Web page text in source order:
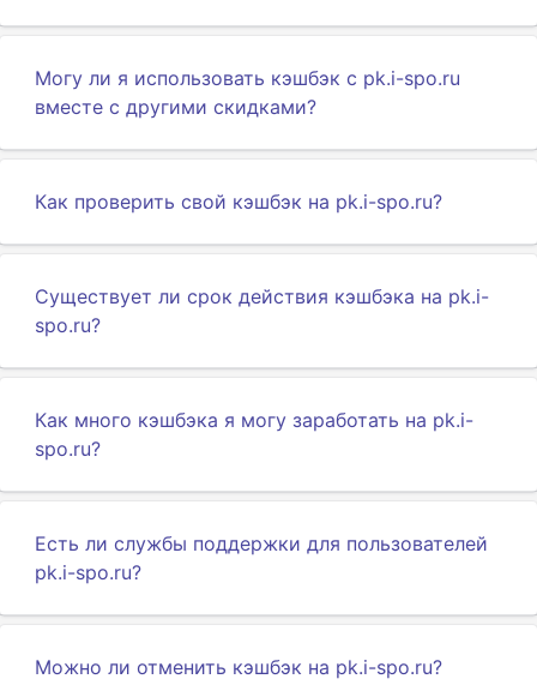
Могу ли я использовать кэшбэк с pk.i-spo.ru
вместе с другими скидками?
Как проверить свой кэшбэк на pk.i-spo.ru?
Существует ли срок действия кэшбэка на pk.i-
spo.ru?
Как много кэшбэка я могу заработать на pk.i-
spo.ru?
Есть ли службы поддержки для пользователей
pk.i-spo.ru?
Можно ли отменить кэшбэк на pk.i-spo.ru?